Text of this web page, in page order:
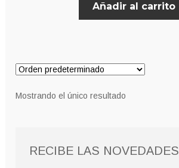
Añadir al carrito
Mostrando el único resultado
RECIBE LAS NOVEDADES